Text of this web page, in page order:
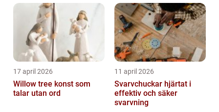
17 april 2026
Willow tree konst som
talar utan ord
11 april 2026
Svarvchuckar hjärtat i
effektiv och säker
svarvning